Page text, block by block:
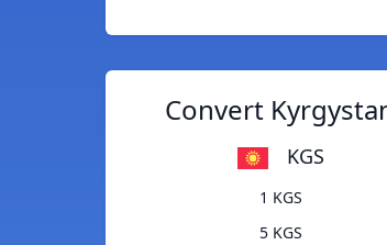
Convert
KGS
1 KGS
5 KGS